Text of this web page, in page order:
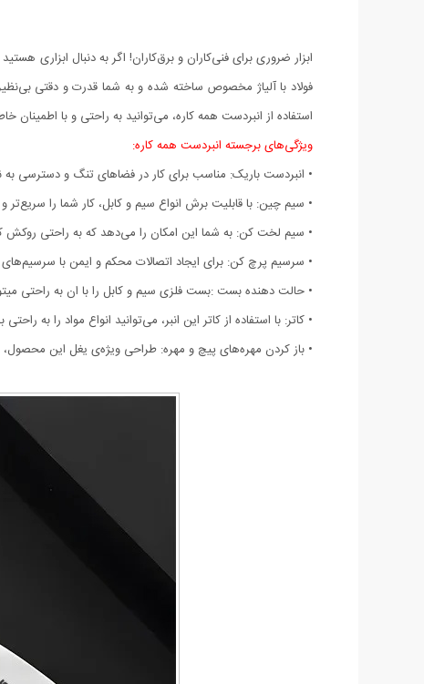
ابزار ضروری برای فنی‌کاران و برق‌کاران! اگر به دنبال ابزاری
فولاد با آلیاژ مخصوص ساخته شده و به شما قدرت و دقتی
استفاده از انبردست همه کاره، می‌توانید به راحتی و با اطمینان
ویژگی‌های برجسته انبردست همه کاره:
• انبردست باریک: مناسب برای کار در فضاهای تنگ و دسترسی
• سیم چین: با قابلیت برش انواع سیم و کابل، کار شما را سریع‌تر
• سیم لخت کن: به شما این امکان را می‌دهد که به راحتی روکش
• سرسیم پرچ کن: برای ایجاد اتصالات محکم و ایمن با
• حالت دهنده بست :بست فلزی سیم و کابل را با ان به راحتی
• کاتر: با استفاده از کاتر این انبر، می‌توانید انواع مواد را به
• باز کردن مهره‌های پیچ و مهره: طراحی ویژه‌ی یغل این محصول، امکان باز کردن